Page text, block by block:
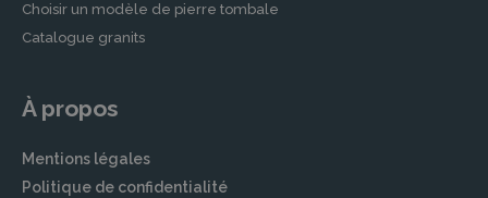
Choisir un modèle de pierre tombale
Catalogue granits
À propos
Mentions légales
Politique de confidentialité